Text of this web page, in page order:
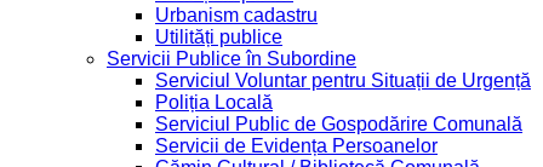
Urbanism cadastru
Utilități publice
Servicii Publice în Subordine
Serviciul Voluntar pentru Situații de Urgență
Poliția Locală
Serviciul Public de Gospodărire Comunală
Servicii de Evidența Persoanelor